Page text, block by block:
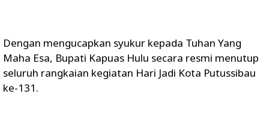
Dengan mengucapkan syukur kepada Tuhan Yang
Maha Esa, Bupati Kapuas Hulu secara resmi menutup
seluruh rangkaian kegiatan Hari Jadi Kota Putussibau
ke-131.